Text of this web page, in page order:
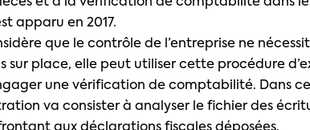
apparu en 2017.
que le contrôle de l’entreprise ne
sur place, elle peut utiliser cette procédure
une vérification de comptabilité. Dans
va consister à analyser le fichier des